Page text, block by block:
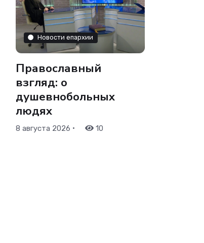
Новости епархии
Православный
взгляд: о
душевнобольных
людях
8 августа 2026 • 10